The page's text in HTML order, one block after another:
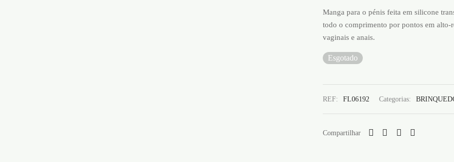
Manga para o pénis feita em silicone
todo o comprimento por pontos em alto-
vaginais e anais.
Esgotado
REF: FL06192 Categorias:
Compartilhar